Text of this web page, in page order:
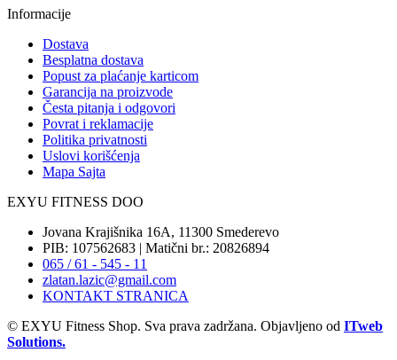
Informacije
Dostava
Besplatna dostava
Popust za plaćanje karticom
Garancija na proizvode
Česta pitanja i odgovori
Povrat i reklamacije
Politika privatnosti
Uslovi korišćenja
Mapa Sajta
EXYU FITNESS DOO
Jovana Krajišnika 16A, 11300 Smederevo
PIB: 107562683 | Matični br.: 20826894
065 / 61 - 545 - 11
zlatan.lazic@gmail.com
KONTAKT STRANICA
© EXYU Fitness Shop. Sva prava zadržana. Objavljeno od ITweb
Solutions.